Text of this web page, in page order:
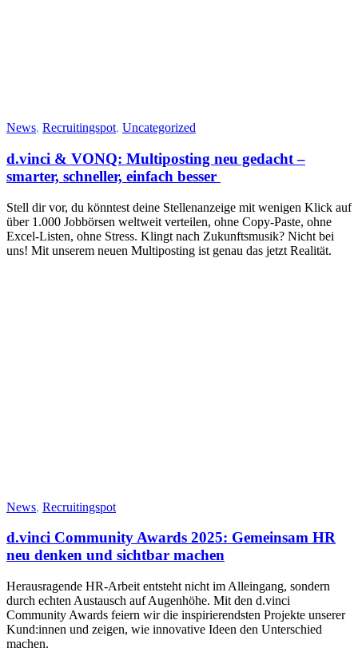
News, Recruitingspot, Uncategorized
d.vinci & VONQ: Multiposting neu gedacht –
smarter, schneller, einfach besser
Stell dir vor, du könntest deine Stellenanzeige mit wenigen Klick auf
über 1.000 Jobbörsen weltweit verteilen, ohne Copy-Paste, ohne
Excel-Listen, ohne Stress. Klingt nach Zukunftsmusik? Nicht bei
uns! Mit unserem neuen Multiposting ist genau das jetzt Realität.
News, Recruitingspot
d.vinci Community Awards 2025: Gemeinsam HR
neu denken und sichtbar machen
Herausragende HR-Arbeit entsteht nicht im Alleingang, sondern
durch echten Austausch auf Augenhöhe. Mit den d.vinci
Community Awards feiern wir die inspirierendsten Projekte unserer
Kund:innen und zeigen, wie innovative Ideen den Unterschied
machen.